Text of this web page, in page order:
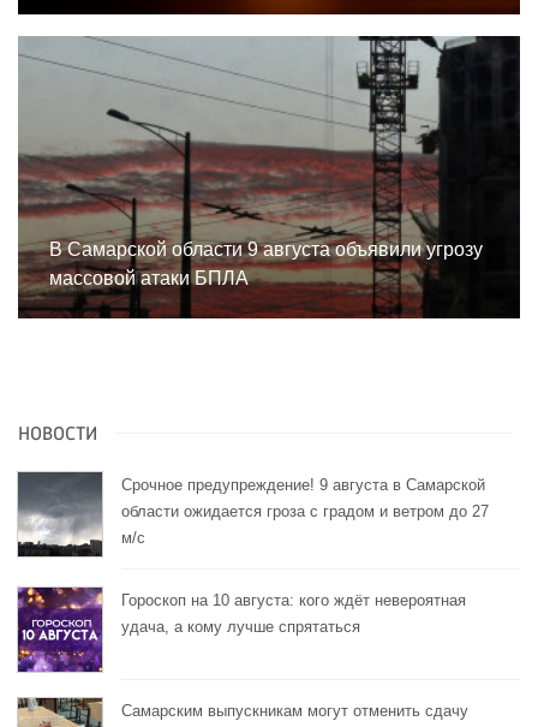
В Самарской области 9 августа объявили угрозу
массовой атаки БПЛА
НОВОСТИ
Срочное предупреждение! 9 августа в Самарской
области ожидается гроза с градом и ветром до 27
м/с
Гороскоп на 10 августа: кого ждёт невероятная
удача, а кому лучше спрятаться
Самарским выпускникам могут отменить сдачу